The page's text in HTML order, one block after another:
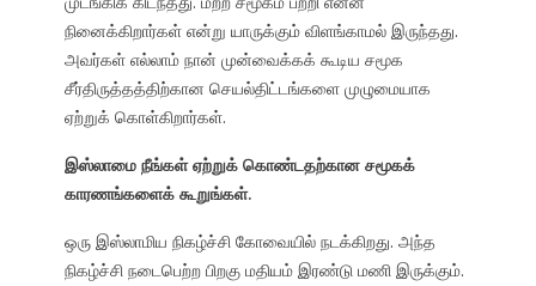
நினைக்கிறார்கள் என்று யாருக்கும் விளங்காமல் இருந்தது.
அவர்கள் எல்லாம் நான் முன்வைக்கக் கூடிய சமூக
சீர்திருத்தத்திற்கான செயல்திட்டங்களை முழுமையாக
ஏற்றுக் கொள்கிறார்கள்.
இஸ்லாமை நீங்கள் ஏற்றுக் கொண்டதற்கான சமூகக்
காரணங்களைக் கூறுங்கள்.
ஒரு இஸ்லாமிய நிகழ்ச்சி கோவையில் நடக்கிறது. அந்த
நிகழ்ச்சி நடைபெற்ற பிறகு மதியம் இரண்டு மணி இருக்கும்.